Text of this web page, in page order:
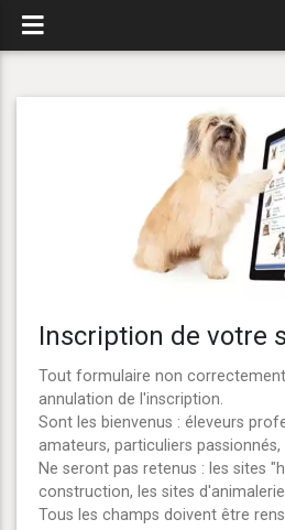
Inscription de votre
Tout formulaire non
annulation de l'inscription.
Sont les bienvenus : éleveurs
amateurs, particuliers
Ne seront pas retenus : les sites
construction, les sites
Tous les champs doivent être